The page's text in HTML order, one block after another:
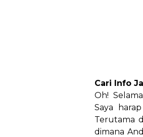
Cari Info
Oh!
Saya
Terutama
dimana